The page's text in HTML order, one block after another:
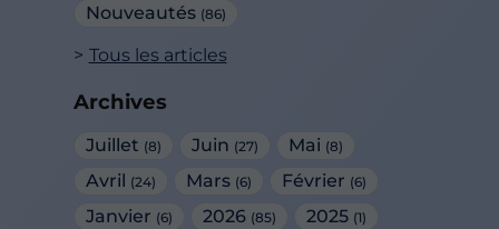
Nouveautés (86)
Tous les articles
Archives
Juillet (8) Juin (27) Mai (8)
Avril (24) Mars (6) Février (6)
Janvier (6) 2026 (85) 2025 (1)